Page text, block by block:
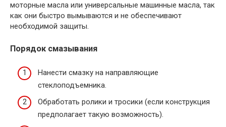
моторные масла или универсальные машинные масла, так
как они быстро вымываются и не обеспечивают
необходимой защиты.
Порядок смазывания
Нанести смазку на направляющие
стеклоподъемника.
Обработать ролики и тросики (если конструкция
предполагает такую возможность).